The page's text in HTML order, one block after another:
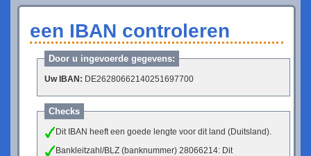
een IBAN controleren
Door u ingevoerde gegevens:
Uw IBAN: DE26280662140251697700
Checks
Dit IBAN heeft een goede lengte voor dit land (Duitsland).
Bankleitzahl/BLZ (banknummer) 28066214: Dit